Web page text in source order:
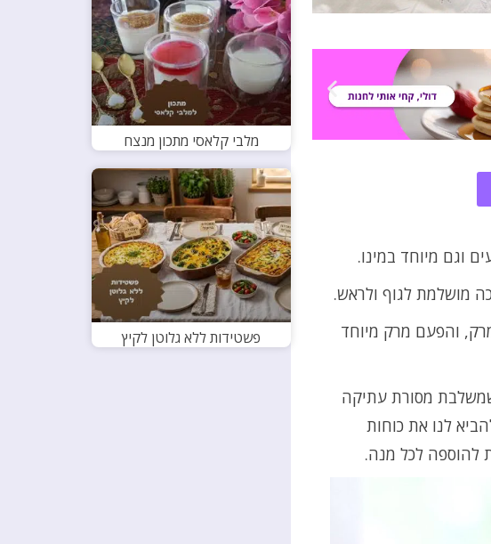
וגם מיוחד במינו.
מושלמת לגוף ולראש.
והפעם מרק מיוחד
מסורת עתיקה
לנו את כוחות
להוספה לכל מנה.
מלבי קלאסי מתכון מנצח
פשטידות ללא גלוטן לקיץ